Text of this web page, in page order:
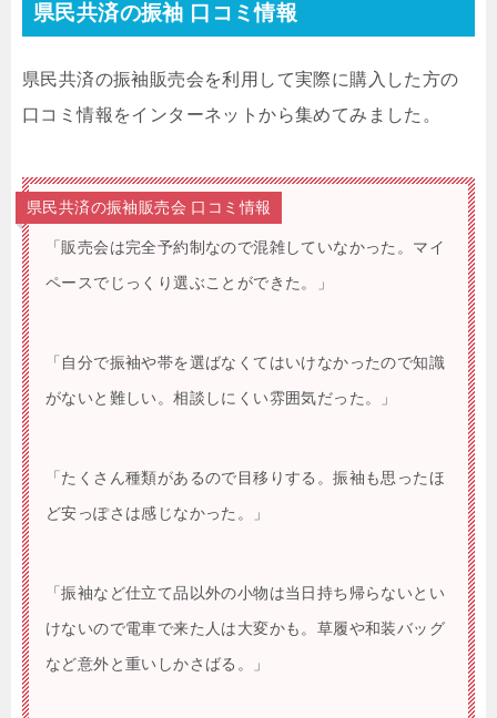
県民共済の振袖 口コミ情報
県民共済の振袖販売会を利用して実際に購入した方の
口コミ情報をインターネットから集めてみました。
県民共済の振袖販売会 口コミ情報
「販売会は完全予約制なので混雑していなかった。マイ
ペースでじっくり選ぶことができた。」
「自分で振袖や帯を選ばなくてはいけなかったので知識
がないと難しい。相談しにくい雰囲気だった。」
「たくさん種類があるので目移りする。振袖も思ったほ
ど安っぽさは感じなかった。」
「振袖など仕立て品以外の小物は当日持ち帰らないとい
けないので電車で来た人は大変かも。草履や和装バッグ
など意外と重いしかさばる。」